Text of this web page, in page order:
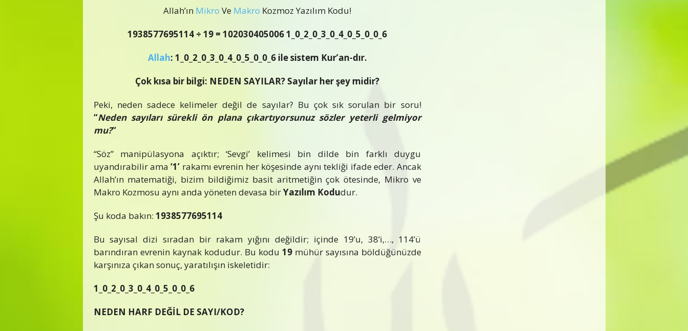
Allah’ın Mikro Ve Makro Kozmoz Yazılım Kodu!
1938577695114 ÷ 19 = 102030405006 1_0_2_0_3_0_4_0_5_0_0_6
Allah: 1_0_2_0_3_0_4_0_5_0_0_6 ile sistem Kur’an-dır.
Çok kısa bir bilgi: NEDEN SAYILAR? Sayılar her şey midir?
Peki, neden sadece kelimeler değil de sayılar? Bu çok sık sorulan bir soru!
“Neden sayıları sürekli ön plana çıkartıyorsunuz sözler yeterli gelmiyor
mu?“
“Söz” manipülasyona açıktır; ‘Sevgi’ kelimesi bin dilde bin farklı duygu
uyandırabilir ama‘1’ rakamı evrenin her köşesinde aynı tekliği ifade eder. Ancak
Allah’ın matematiği, bizim bildiğimiz basit aritmetiğin çok ötesinde, Mikro ve
Makro Kozmosu aynı anda yöneten devasa birYazılım Kodudur.
Şu koda bakın: 1938577695114
Bu sayısal dizi sıradan bir rakam yığını değildir; içinde 19’u, 38’i,…, 114’ü
barındıran evrenin kaynak kodudur. Bu kodu 19mühür sayısına böldüğünüzde
karşınıza çıkan sonuç, yaratılışın iskeletidir:
1_0_2_0_3_0_4_0_5_0_0_6
NEDEN HARF DEĞİL DE SAYI/KOD?